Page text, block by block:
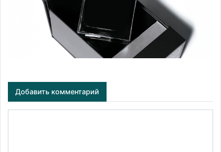
Добавить комментарий